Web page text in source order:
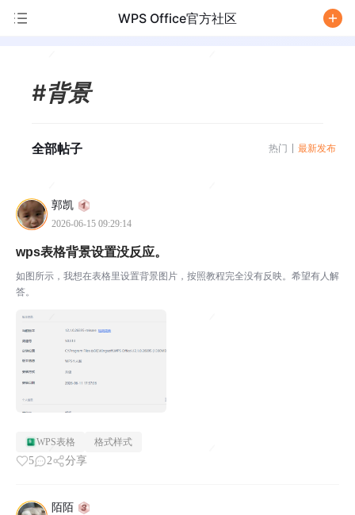
WPS Office官方社区
#背景
全部帖子 热门 最新发布
郭凯
2026-06-15 09:29:14
wps表格背景设置没反应。
如图所示，我想在表格里设置背景图片，按照教程完全没有反映。希望有人解
答。
WPS表格 格式样式
5 2 分享
陌陌